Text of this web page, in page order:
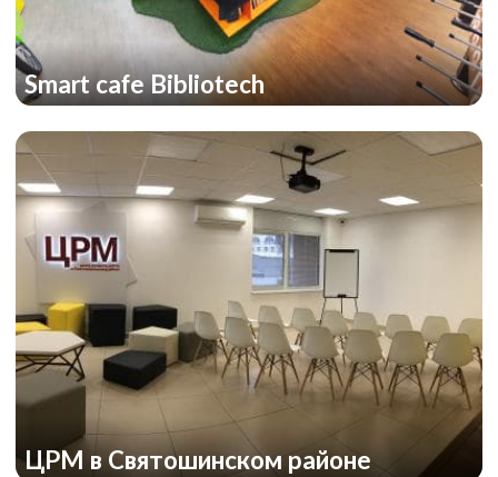
Smart cafe Bibliotech
ЦРМ в Святошинском районе